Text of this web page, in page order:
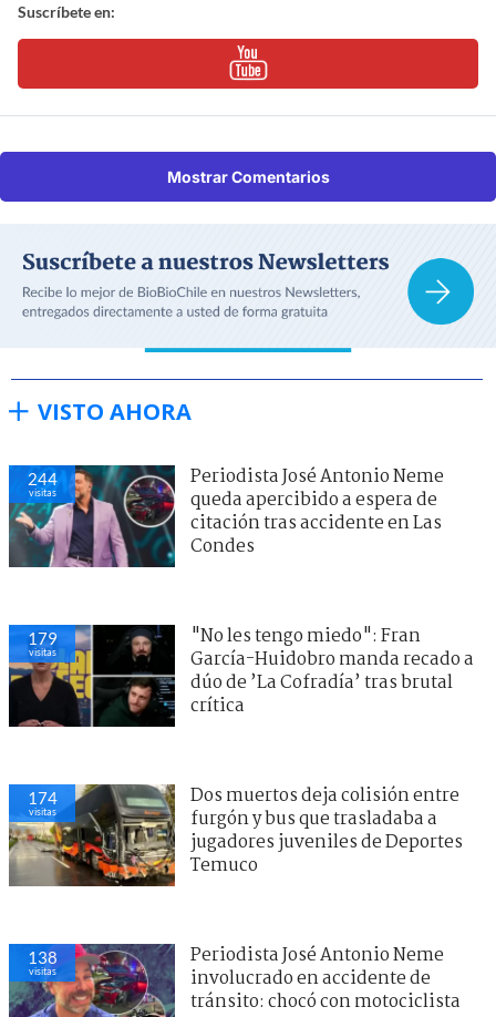
Suscríbete en:
Mostrar Comentarios
VISTO AHORA
244
visitas
Periodista José Antonio Neme
queda apercibido a espera de
citación tras accidente en Las
Condes
179
visitas
"No les tengo miedo": Fran
García-Huidobro manda recado a
dúo de ’La Cofradía’ tras brutal
crítica
174
visitas
Dos muertos deja colisión entre
furgón y bus que trasladaba a
jugadores juveniles de Deportes
Temuco
138
visitas
Periodista José Antonio Neme
involucrado en accidente de
tránsito: chocó con motociclista